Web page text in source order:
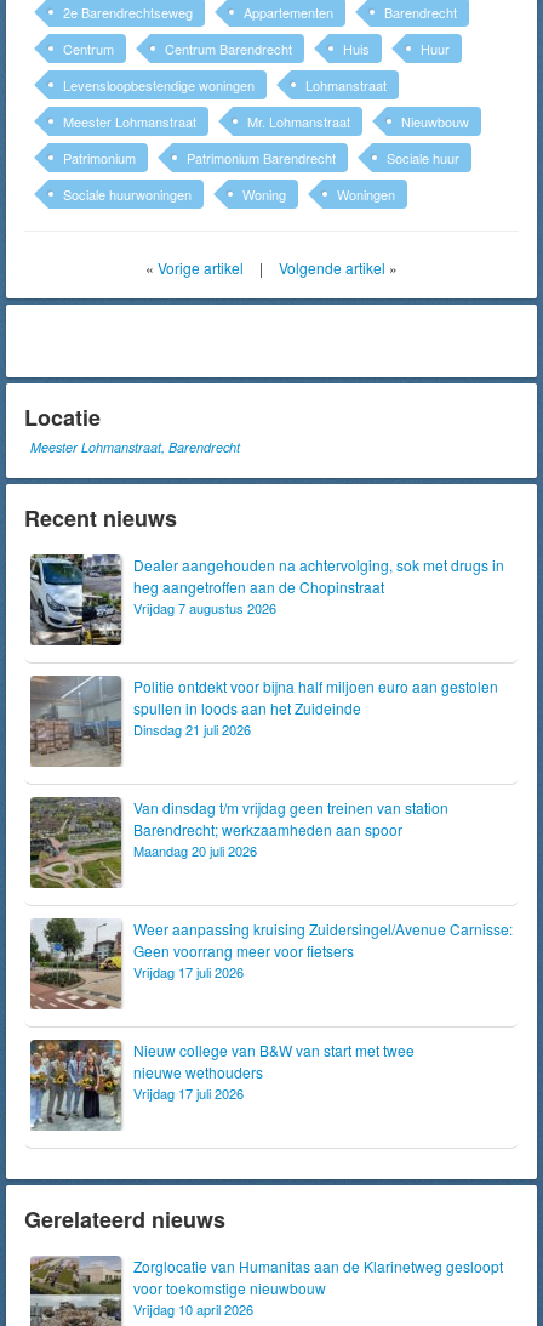
2e Barendrechtseweg Appartementen
Barendrecht
Centrum
Centrum Barendrecht Huis
Huur
Levensloopbestendige woningen
Lohmanstraat
Meester Lohmanstraat
Mr. Lohmanstraat
Nieuwbouw
Patrimonium
Patrimonium Barendrecht
Sociale huur
Sociale huurwoningen
Woning Woningen
« Vorige artikel | Volgende artikel »
Locatie
Meester Lohmanstraat, Barendrecht
Recent nieuws
Dealer aangehouden na achtervolging, sok met drugs in
heg aangetroffen aan de Chopinstraat
Vrijdag 7 augustus 2026
Politie ontdekt voor bijna half miljoen euro aan gestolen
spullen in loods aan het Zuideinde
Dinsdag 21 juli 2026
Van dinsdag t/m vrijdag geen treinen van station
Barendrecht; werkzaamheden aan spoor
Maandag 20 juli 2026
Weer aanpassing kruising Zuidersingel/Avenue Carnisse:
Geen voorrang meer voor fietsers
Vrijdag 17 juli 2026
Nieuw college van B&W van start met twee
nieuwe wethouders
Vrijdag 17 juli 2026
Gerelateerd nieuws
Zorglocatie van Humanitas aan de Klarinetweg gesloopt
voor toekomstige nieuwbouw
Vrijdag 10 april 2026